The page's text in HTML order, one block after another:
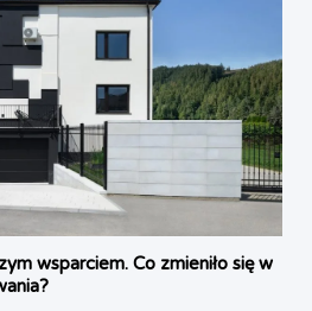
wsparciem. Co zmieniło się w